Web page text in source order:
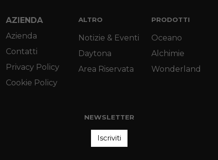
AZIENDA
Azienda
Contatti
Privacy Policy
Cookie Policy
ALTRO
Notizie & Eventi
Daytona
Area Riservata
PRODOTTI
Oceano
Alchimie
Wonderland
NEWSLETTER
Iscriviti